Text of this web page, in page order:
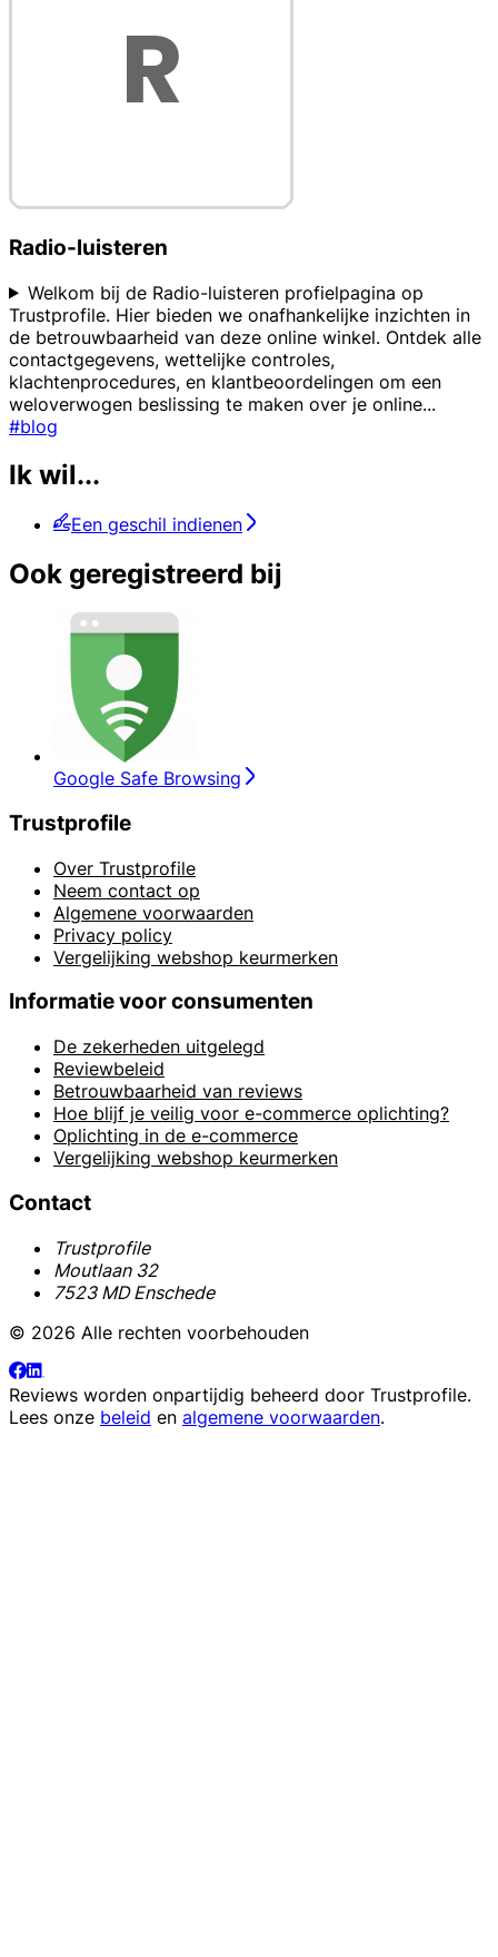
Radio-luisteren
Welkom bij de Radio-luisteren profielpagina op
Trustprofile. Hier bieden we onafhankelijke inzichten in
de betrouwbaarheid van deze online winkel. Ontdek alle
contactgegevens, wettelijke controles,
klachtenprocedures, en klantbeoordelingen om een
weloverwogen beslissing te maken over je online...
#blog
Ik wil...
Een geschil indienen
Ook geregistreerd bij
Google Safe Browsing
Trustprofile
Over Trustprofile
Neem contact op
Algemene voorwaarden
Privacy policy
Vergelijking webshop keurmerken
Informatie voor consumenten
De zekerheden uitgelegd
Reviewbeleid
Betrouwbaarheid van reviews
Hoe blijf je veilig voor e-commerce oplichting?
Oplichting in de e-commerce
Vergelijking webshop keurmerken
Contact
Trustprofile
Moutlaan 32
7523 MD Enschede
© 2026 Alle rechten voorbehouden
Reviews worden onpartijdig beheerd door Trustprofile.
Lees onze beleid en algemene voorwaarden.